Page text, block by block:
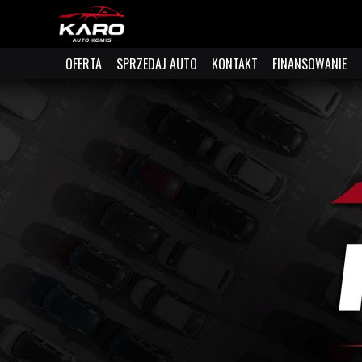
OFERTA SPRZEDAJ AUTO KONTAKT FINANSOWANIE